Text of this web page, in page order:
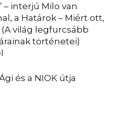
– interjú Milo van
a Határok – Miért ott,
világ legfurcsább
történetei)
és a NIOK útja